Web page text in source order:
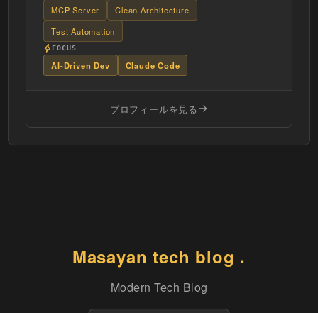
MCP Server
Clean Architecture
Test Automation
FOCUS
AI-Driven Dev Claude Code
プロフィールを見る
Masayan tech blog .
Modern Tech Blog